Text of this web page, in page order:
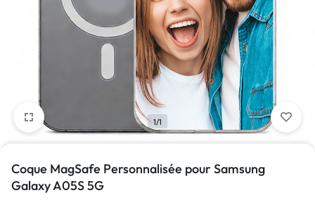
1/1
Coque MagSafe Personnalisée pour Samsung
Galaxy A05S 5G